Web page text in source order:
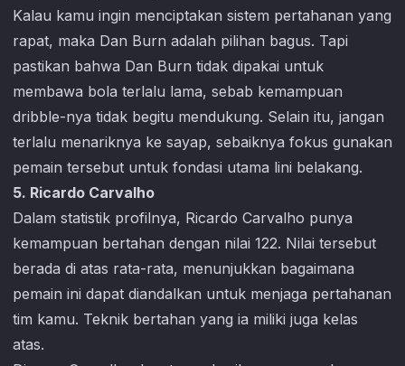
Kalau kamu ingin menciptakan sistem pertahanan yang
rapat, maka Dan Burn adalah pilihan bagus. Tapi
pastikan bahwa Dan Burn tidak dipakai untuk
membawa bola terlalu lama, sebab kemampuan
dribble-nya tidak begitu mendukung. Selain itu, jangan
terlalu menariknya ke sayap, sebaiknya fokus gunakan
pemain tersebut untuk fondasi utama lini belakang.
5. Ricardo Carvalho
Dalam statistik profilnya, Ricardo Carvalho punya
kemampuan bertahan dengan nilai 122. Nilai tersebut
berada di atas rata-rata, menunjukkan bagaimana
pemain ini dapat diandalkan untuk menjaga pertahanan
tim kamu. Teknik bertahan yang ia miliki juga kelas
atas.